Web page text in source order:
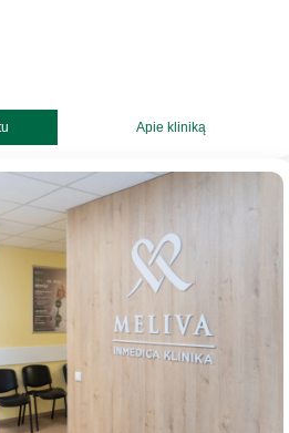
Apie kliniką